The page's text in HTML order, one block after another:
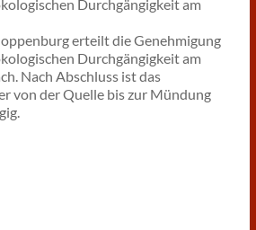
Durchgängigkeit am
erteilt die Genehmigung
Durchgängigkeit am
Nach Abschluss ist das
von der Quelle bis zur Mündung